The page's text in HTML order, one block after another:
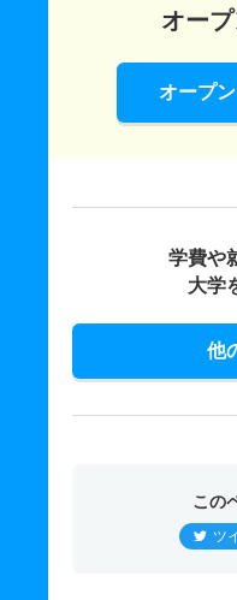
オー
オープ
学費や
大学
他
この
ツ